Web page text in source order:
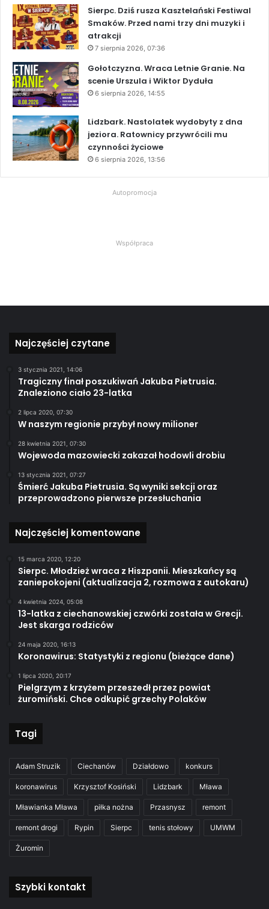
Sierpc. Dziś rusza Kasztelański Festiwal
Smaków. Przed nami trzy dni muzyki i
atrakcji
7 sierpnia 2026, 07:36
Gołotczyzna. Wraca Letnie Granie. Na
scenie Urszula i Wiktor Dyduła
6 sierpnia 2026, 14:55
Lidzbark. Nastolatek wydobyty z dna
jeziora. Ratownicy przywrócili mu
czynności życiowe
6 sierpnia 2026, 13:56
Autopromocja
Współpraca
Najczęściej czytane
3 stycznia 2021, 14:06
Tragiczny finał poszukiwań Jakuba Pietrusia.
Znaleziono ciało 23-latka
2 lipca 2020, 07:30
W naszym regionie przybył nowy milioner
28 kwietnia 2021, 07:30
Wojewoda mazowiecki zakazał hodowli drobiu
13 stycznia 2021, 07:27
Śmierć Jakuba Pietrusia. Są wyniki sekcji oraz
przeprowadzono pierwsze przesłuchania
Najczęściej komentowane
15 marca 2020, 12:20
Sierpc. Młodzież wraca z Hiszpanii. Mieszkańcy są
zaniepokojeni (aktualizacja 2, rozmowa z autokaru)
4 kwietnia 2024, 05:08
13-latka z ciechanowskiej czwórki została w Grecji.
Jest skarga rodziców
24 maja 2020, 16:13
Koronawirus: Statystyki z regionu (bieżące dane)
1 lipca 2020, 20:17
Pielgrzym z krzyżem przeszedł przez powiat
żuromiński. Chce odkupić grzechy Polaków
Tagi
Adam Struzik Ciechanów Działdowo konkurs
koronawirus Krzysztof Kosiński Lidzbark Mława
Mławianka Mława piłka nożna Przasnysz remont
remont drogi Rypin Sierpc tenis stołowy UMWM
Żuromin
Szybki kontakt